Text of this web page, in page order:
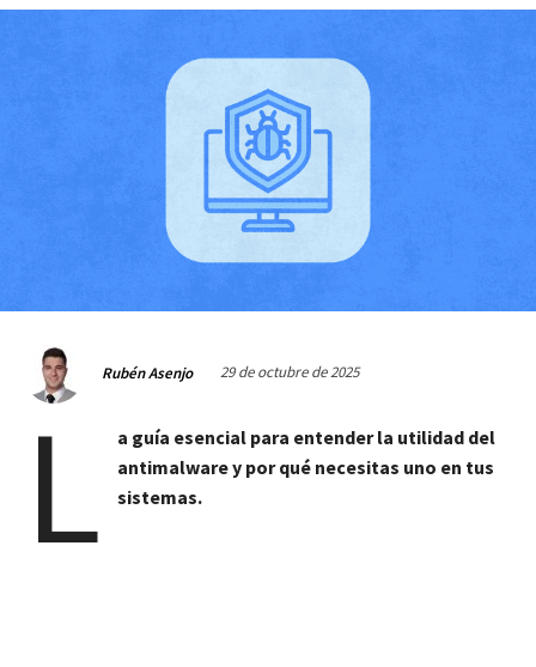
Rubén Asenjo 29 de octubre de 2025
L
a guía esencial para entender la utilidad del
antimalware y por qué necesitas uno en tus
sistemas.